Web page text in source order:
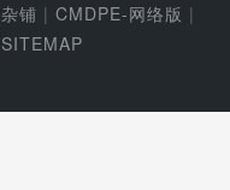
杂铺 | CMDPE-网络版 |
SITEMAP